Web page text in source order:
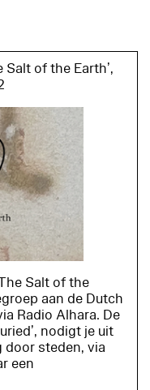
of the Earth’,
Salt of the
aan de Dutch
Radio Alhara. De
nodigt je uit
door steden, via
een